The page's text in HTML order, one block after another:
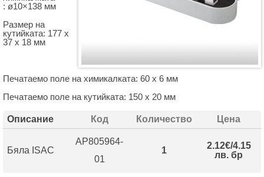
: ø10×138 мм
Размер на
кутийката: 177 х
37 х 18 мм
Печатаемо поле на химикалката: 60 х 6 мм
Печатаемо поле на кутийката: 150 х 20 мм
Описание Код Количество Цена
Бяла ISAC
AP805964-
01
1
2.12€/4.15
лв. бр